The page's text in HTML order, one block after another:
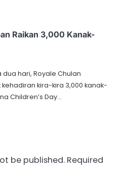
Raikan 3,000 Kanak-
hari, Royale Chulan
kira-kira 3,000 kanak-
Children’s Day…
be published. Required